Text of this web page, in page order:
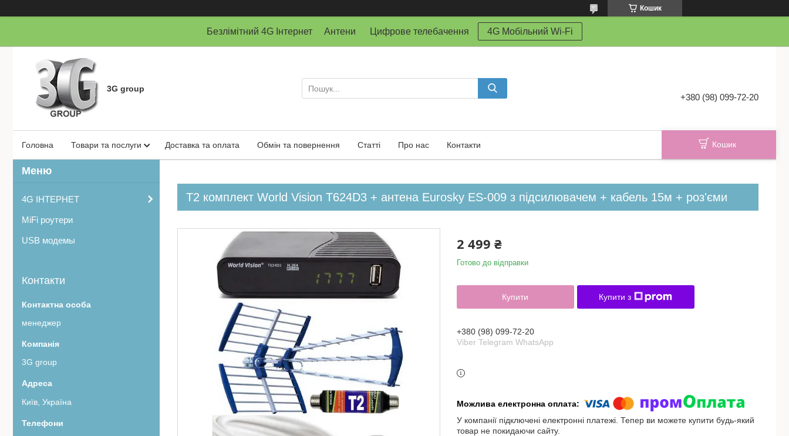
Кошик
Безлімітний 4G Інтернет Антени Цифрове телебачення 4G Мобільний Wi-Fi
3G group
+380 (98) 099-72-20
Головна Товари та послуги Доставка та оплата Обмін та повернення Статті Про нас Контакти Кошик
Т2 комплект World Vision T624D3 + антена Eurosky ES-009 з підсилювачем + кабель 15м + роз'єми
2 499 ₴
Готово до відправки
Купити Купити з
+380 (98) 099-72-20
Viber Telegram WhatsApp
У компанії підключені електронні платежі. Тепер ви можете купити будь-який
товар не покидаючи сайту.
4G ІНТЕРНЕТ
MiFi роутери
USB модемы
Контакти
менеджер
3G group
Київ, Україна